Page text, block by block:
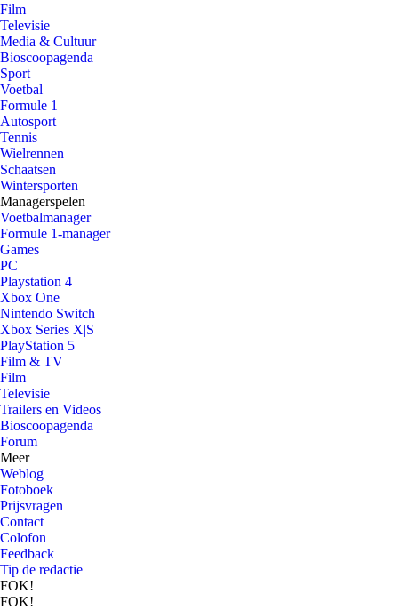
Film
Televisie
Media & Cultuur
Bioscoopagenda
Sport
Voetbal
Formule 1
Autosport
Tennis
Wielrennen
Schaatsen
Wintersporten
Managerspelen
Voetbalmanager
Formule 1-manager
Games
PC
Playstation 4
Xbox One
Nintendo Switch
Xbox Series X|S
PlayStation 5
Film & TV
Film
Televisie
Trailers en Videos
Bioscoopagenda
Forum
Meer
Weblog
Fotoboek
Prijsvragen
Contact
Colofon
Feedback
Tip de redactie
FOK!
FOK!